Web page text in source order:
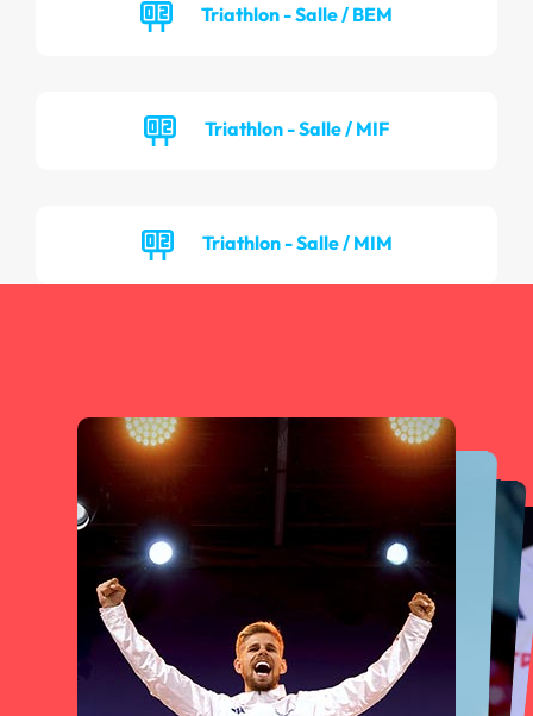
Triathlon - Salle / BEM
Triathlon - Salle / MIF
Triathlon - Salle / MIM